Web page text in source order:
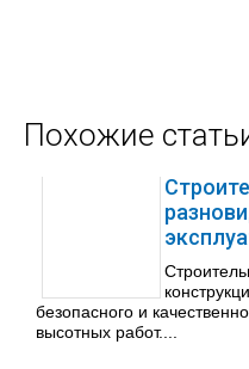
Похожие
безопасного и
высотных работ....